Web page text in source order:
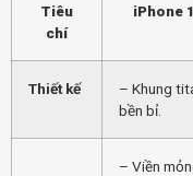
Tiêu
chí
iPhone
Thiết kế
– Khung
bền bỉ.
– Viền